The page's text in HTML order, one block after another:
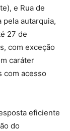
e Rua de
pela autarquia,
27 de
com exceção
caráter
com acesso
eficiente
do